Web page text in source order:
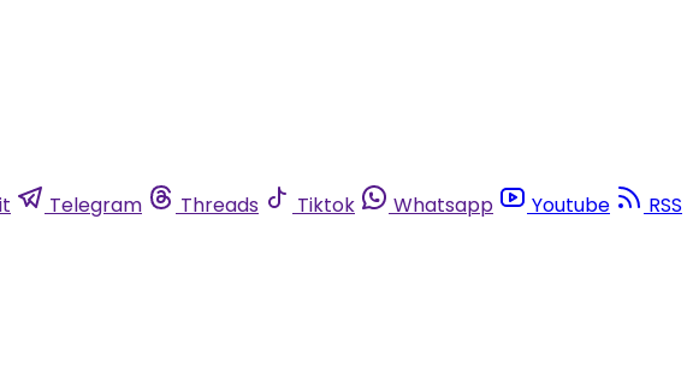
Telegram Threads Tiktok Whatsapp Youtube
RSS